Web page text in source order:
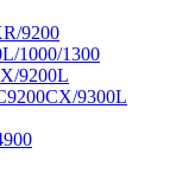
9200
1000/1300
9200L
9300L